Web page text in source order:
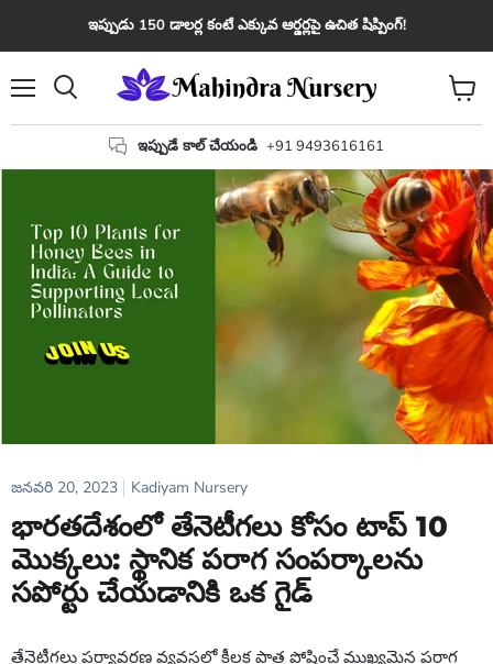
ఇప్పుడు 150 డాలర్ల కంటే ఎక్కువ ఆర్డర్లపై ఉచిత షిప్పింగ్!
ఇప్పుడే కాల్ చేయండి +91 9493616161
కార్ట్
జనవరి 20, 2023 Kadiyam Nursery
భారతదేశంలో తేనెటీగలు కోసం టాప్ 10
మొక్కలు: స్థానిక పరాగ సంపర్కాలను
సపోర్టు చేయడానికి ఒక గైడ్
తేనెటీగలు పర్యావరణ వ్యవస్థలో కీలక పాత్ర పోషించే ముఖ్యమైన పరాగ